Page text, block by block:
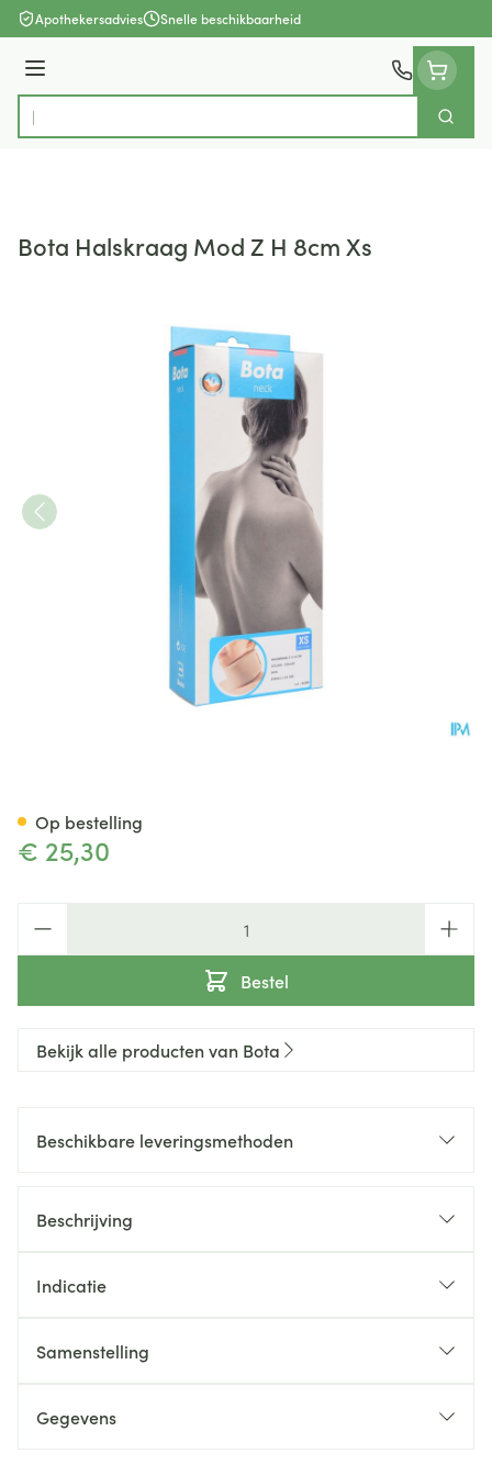
Ga naar de inhoud
Apothekersadvies Snelle beschikbaarheid
Menu
Product, merk, categorie...
Zoek
Bota Halskraag Mod Z H 8cm Xs
€ 25,30
Bestel
Op bestelling
Bekijk alle producten van Bota
Beschikbare leveringsmethoden
Beschrijving
Indicatie
Samenstelling
Gegevens